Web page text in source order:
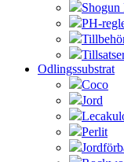
Shogun
PH-
Odlingssubstrat
Coco
Jord
Perlit